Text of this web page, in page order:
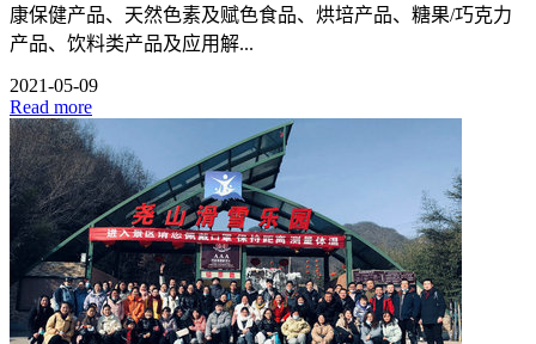
康保健产品、天然色素及赋色食品、烘培产品、糖果/巧克力
产品、饮料类产品及应用解...
2021-05-09
Read more